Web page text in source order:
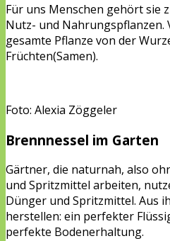
Für uns Menschen gehört sie
Nutz- und Nahrungspflanzen.
gesamte Pflanze von der
Früchten(Samen).
Foto: Alexia Zöggeler
Brennnessel im Garten
Gärtner, die naturnah, also
und Spritzmittel arbeiten,
Dünger und Spritzmittel. Aus
herstellen: ein perfekter
perfekte Bodenerhaltung.